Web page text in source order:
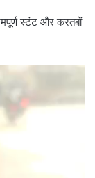
स्टंट और करतबों